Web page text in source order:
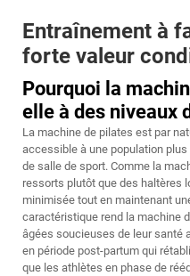
Entraînement à
forte valeur
Pourquoi la
elle à des niveaux
La machine de pilates est par
accessible à une population
de salle de sport. Comme la
ressorts plutôt que des haltères
minimisée tout en maintenant
caractéristique rend la machine
âgées soucieuses de leur santé
en période post-partum qui
que les athlètes en phase de